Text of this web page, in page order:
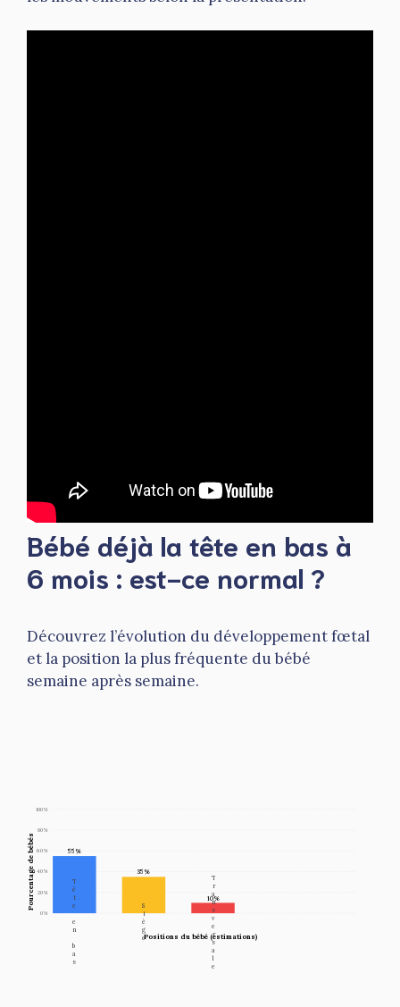
Bébé déjà la tête en bas à
6 mois : est-ce normal ?
Découvrez l’évolution du développement fœtal
et la position la plus fréquente du bébé
semaine après semaine.
100%
80%
60%
40%
20%
0%
55%
Tête en bas
35%
Siège
10%
Transversale
Positions du bébé (estimations)
Pourcentage de bébés